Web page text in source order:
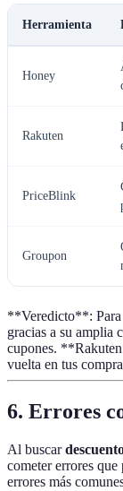
Herramienta
Honey
Rakuten
PriceBlink
Groupon
**Veredicto**:
gracias a su amplia
cupones.
vuelta en tus
6. Errores
Al buscar
cometer errores
errores más